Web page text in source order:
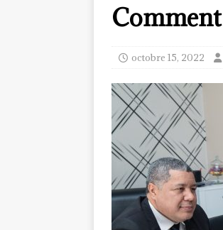
octobre 15, 2022